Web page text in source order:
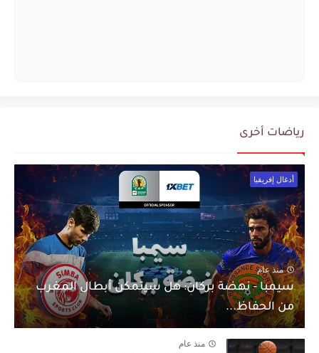
رياضات أخرى
أدغال إفريقيا
منذ عام
سيمبا - نهضة بركان: هل سيتمكن أبطال المغرب
من الحفاظ...
منذ عام